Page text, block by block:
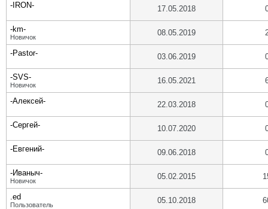
-IRON- 17.05.2018
-km-
Новичок 08.05.2019
-Pastor- 03.06.2019
-SVS-
Новичок 16.05.2021
-Алексей- 22.03.2018
-Сергей- 10.07.2020
-Евгений- 09.06.2018
-Иваныч-
Новичок 05.02.2015
.ed
Пользователь 05.10.2018